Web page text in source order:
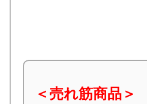
＜売れ筋商品＞